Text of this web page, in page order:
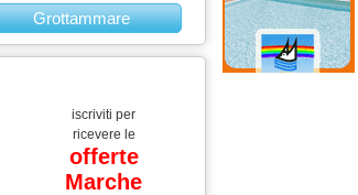
Grottammare
iscriviti per
ricevere le
offerte
Marche